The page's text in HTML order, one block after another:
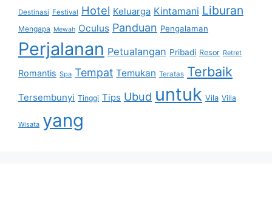
Destinasi Festival Hotel Keluarga Kintamani Liburan
Mengapa Mewah Oculus Panduan Pengalaman
Perjalanan Petualangan Pribadi Resor Retret
Romantis Spa Tempat Temukan Teratas Terbaik
Tersembunyi Tinggi Tips Ubud untuk Vila Villa
Wisata yang